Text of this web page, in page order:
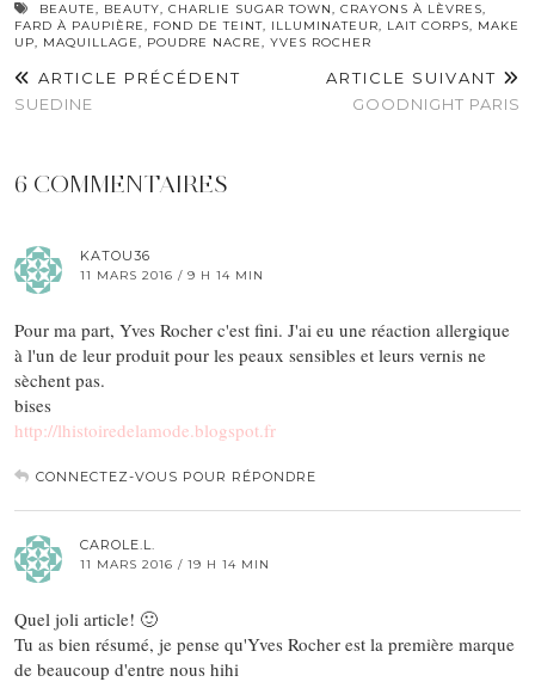
BEAUTE, BEAUTY, CHARLIE SUGAR TOWN, CRAYONS À LÈVRES,
FARD À PAUPIÈRE, FOND DE TEINT, ILLUMINATEUR, LAIT CORPS, MAKE
UP, MAQUILLAGE, POUDRE NACRE, YVES ROCHER
ARTICLE PRÉCÉDENT
SUEDINE
ARTICLE SUIVANT
GOODNIGHT PARIS
6 COMMENTAIRES
KATOU36
11 MARS 2016 / 9 H 14 MIN
Pour ma part, Yves Rocher c'est fini. J'ai eu une réaction allergique
à l'un de leur produit pour les peaux sensibles et leurs vernis ne
sèchent pas.
bises
http://lhistoiredelamode.blogspot.fr
CONNECTEZ-VOUS POUR RÉPONDRE
CAROLE.L.
11 MARS 2016 / 19 H 14 MIN
Quel joli article! 🙂
Tu as bien résumé, je pense qu'Yves Rocher est la première marque
de beaucoup d'entre nous hihi